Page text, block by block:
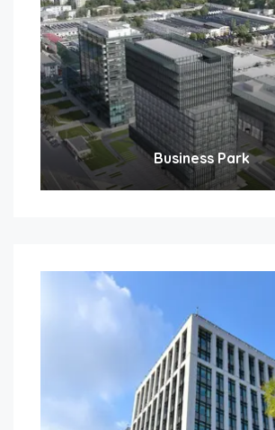
Business Park